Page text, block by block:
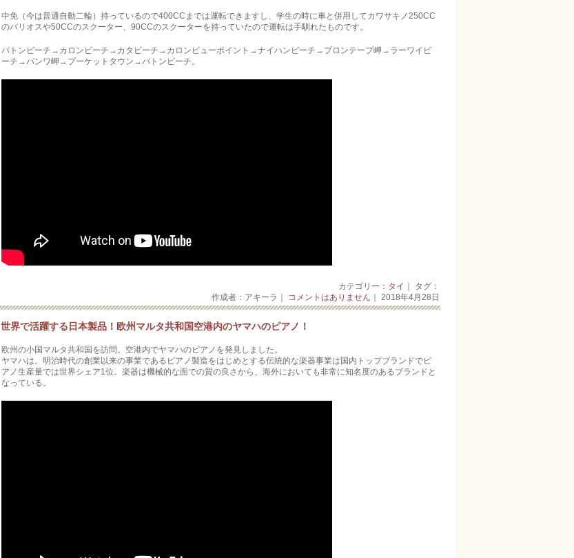
中免（今は普通自動二輪）持っているので400CCまでは運転できますし、学生の時に車と併用してカワサキノ250CC
のバリオスや50CCのスクーター、90CCのスクーターを持っていたので運転は手馴れたものです。
パトンビーチ→カロンビーチ→カタビーチ→カロンビューポイント→ナイハンビーチ→プロンテープ岬→ラーワイビ
ーチ→パンワ岬→プーケットタウン→パトンビーチ。
カテゴリー： タイ ｜ タグ：
作成者：アキーラ｜
コメントはありません ｜ 2018年4月28日
世界で活躍する日本製品！欧州マルタ共和国空港内のヤマハのピアノ！
欧州の小国マルタ共和国を訪問。空港内でヤマハのピアノを発見しました­。
ヤマハは。明治時代の創業以来の事業であるピアノ製造をはじめとする伝統的な楽器事業­は国内トッ­プブランドでピ
アノ生産量では世界シェア1位。楽器は機械的な面での質の­良さから、海­外においても非常に知名度のあるブランドと
なっている。